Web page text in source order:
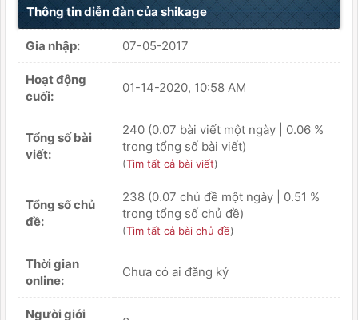
Thông tin diễn đàn của shikage
Gia nhập: 07-05-2017
Hoạt động
cuối:
01-14-2020, 10:58 AM
Tổng số bài
viết:
240 (0.07 bài viết một ngày | 0.06 %
trong tổng số bài viết)
(Tìm tất cả bài viết)
Tổng số chủ
đề:
238 (0.07 chủ đề một ngày | 0.51 %
trong tổng số chủ đề)
(Tìm tất cả bài chủ đề)
Thời gian
online:
Chưa có ai đăng ký
Người giới